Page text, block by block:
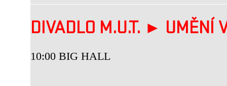
DIVADLO M.U.T. ►
10:00 BIG HALL